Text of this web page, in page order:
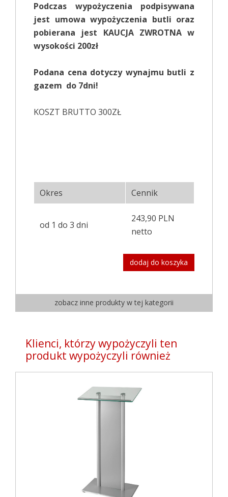
Podczas wypożyczenia podpisywana
jest umowa wypożyczenia butli oraz
pobierana jest KAUCJA ZWROTNA w
wysokości 200zł
Podana cena dotyczy wynajmu butli z
gazem do 7dni!
KOSZT BRUTTO 300ZŁ
Okres Cennik
od 1 do 3 dni
243,90 PLN
netto
dodaj do koszyka
zobacz inne produkty w tej kategorii
Klienci, którzy wypożyczyli ten
produkt wypożyczyli również